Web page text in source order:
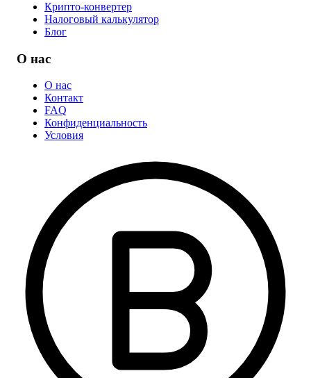
Крипто-конвертер
Налоговый калькулятор
Блог
О нас
О нас
Контакт
FAQ
Конфиденциальность
Условия